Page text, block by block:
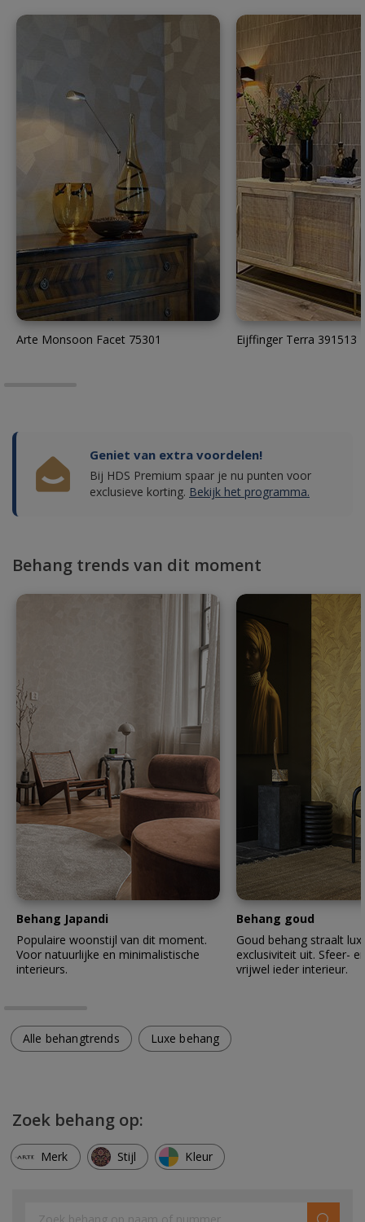
Arte Monsoon Facet 75301 Eijffinger Terra 391513
Geniet van extra voordelen!
Bij HDS Premium spaar je nu punten voor
exclusieve korting. Bekijk het programma.
Behang trends van dit moment
Behang Japandi
Populaire woonstijl van dit moment.
Voor natuurlijke en minimalistische
interieurs.
Behang goud
Goud behang straalt
exclusiviteit uit. Sfeer-
vrijwel ieder interieur.
Alle behangtrends Luxe behang
Zoek behang op:
Merk Stijl Kleur